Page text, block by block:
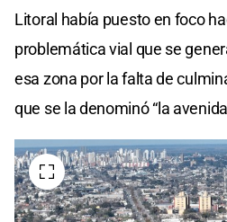
Litoral había puesto en foco
problemática vial que se
esa zona por la falta de
que se la denominó “la avenida